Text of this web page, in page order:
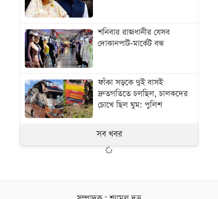
শনিবার রাজধানীর যেসব
দোকানপাট-মার্কেট বন্ধ
ফাঁকা সড়কে দুই বাসই
দ্রুতগতিতে চলছিল, চালকদের
চোখে ছিল ঘুম: পুলিশ
সব খবর